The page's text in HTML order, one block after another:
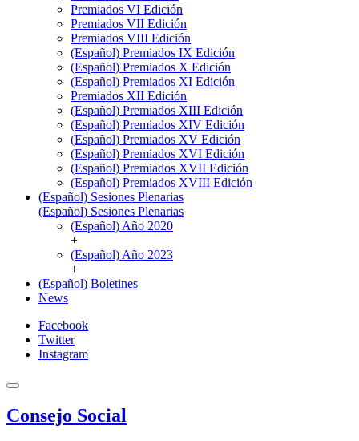
Premiados VI Edición
Premiados VII Edición
Premiados VIII Edición
(Español) Premiados IX Edición
(Español) Premiados X Edición
(Español) Premiados XI Edición
Premiados XII Edición
(Español) Premiados XIII Edición
(Español) Premiados XIV Edición
(Español) Premiados XV Edición
(Español) Premiados XVI Edición
(Español) Premiados XVII Edición
(Español) Premiados XVIII Edición
(Español) Sesiones Plenarias
(Español) Sesiones Plenarias
(Español) Año 2020
+
(Español) Año 2023
+
(Español) Boletines
News
Facebook
Twitter
Instagram
Consejo Social